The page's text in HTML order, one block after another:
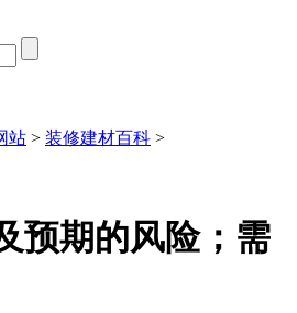
站 > 装修建材百科 >
预期的风险；需